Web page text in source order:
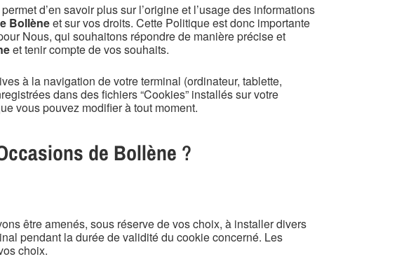
d’en savoir plus sur l’origine et l’usage des informations
Bollèneet sur vos droits. Cette Politique est donc importante
Nous, qui souhaitons répondre de manière précise et
et tenir compte de vos souhaits.
à la navigation de votre terminal (ordinateur, tablette,
dans des fichiers “Cookies” installés sur votre
vous pouvez modifier à tout moment.
de Bollène ?
être amenés, sous réserve de vos choix, à installer divers
pendant la durée de validité du cookie concerné. Les
choix.